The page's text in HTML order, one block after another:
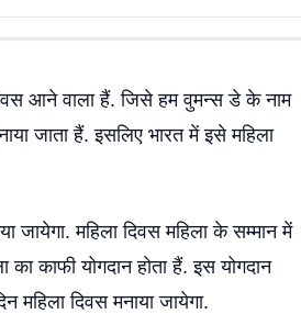
आने वाला हैं. जिसे हम वुमन्स डे के नाम
जाता हैं. इसलिए भारत में इसे महिला
जायेगा. महिला दिवस महिला के सम्मान में
का काफी योगदान होता हैं. इस योगदान
महिला दिवस मनाया जायेगा.